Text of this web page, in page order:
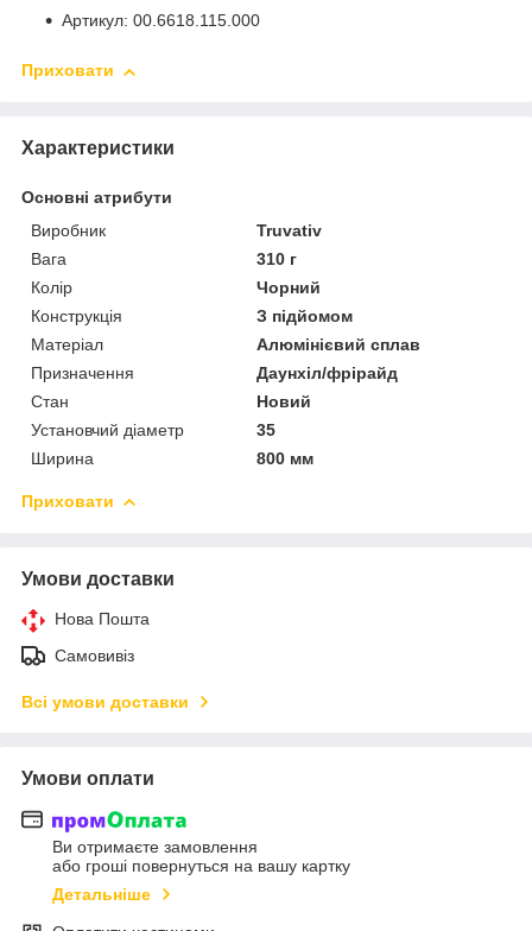
Артикул: 00.6618.115.000
Приховати
Характеристики
Основні атрибути
Виробник
Truvativ
Вага
310 г
Колір
Чорний
Конструкція
З підйомом
Матеріал
Алюмінієвий сплав
Призначення
Даунхіл/фрірайд
Стан
Новий
Установчий діаметр
35
Ширина
800 мм
Приховати
Умови доставки
Нова Пошта
Самовивіз
Всі умови доставки
Умови оплати
Ви отримаєте замовлення
або гроші повернуться на вашу картку
Детальніше